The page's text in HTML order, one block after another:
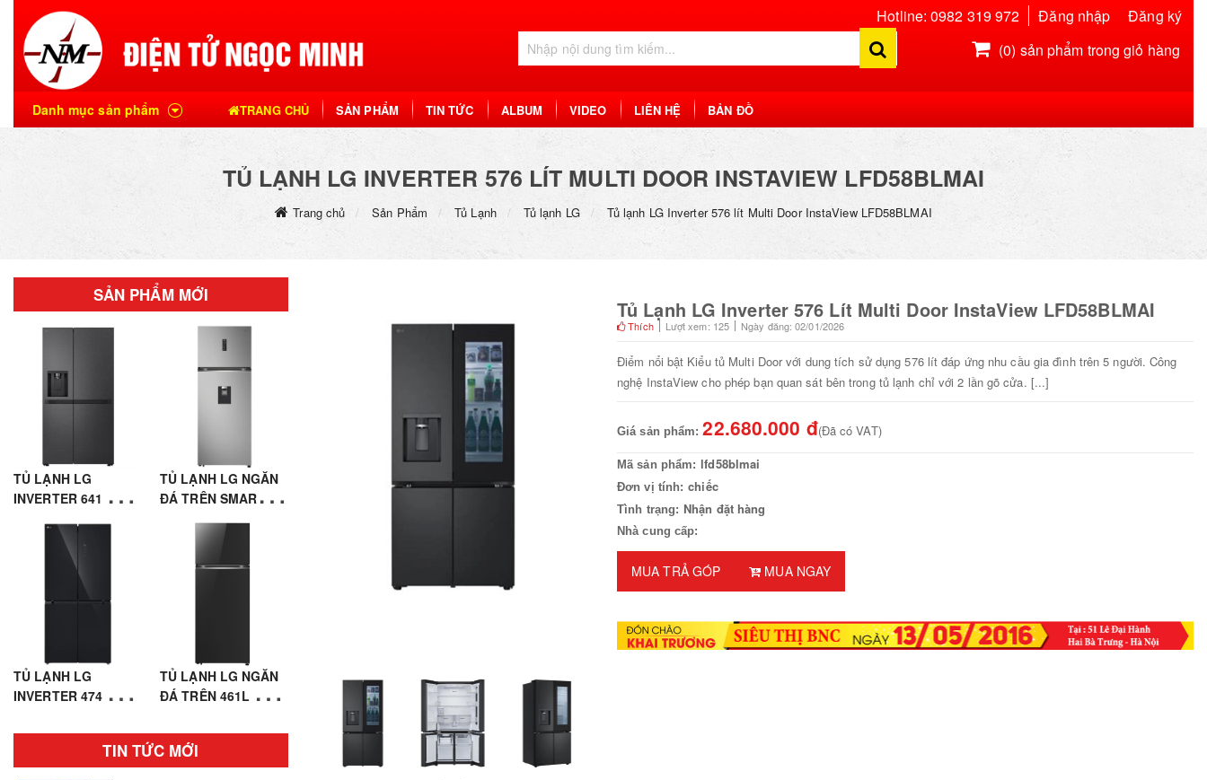
Hotline: 0982 319 972 Đăng nhập
Đăng ký
(0) sản phẩm trong giỏ hàng
Danh mục sản phẩm TRANG CHỦ SẢN PHẨM TIN TỨC ALBUM VIDEO LIÊN HỆ BẢN ĐỒ
TỦ LẠNH LG INVERTER 576 LÍT MULTI DOOR INSTAVIEW LFD58BLMAI
Trang chủ Sản Phẩm Tủ Lạnh Tủ lạnh LG Tủ lạnh LG Inverter 576 lít Multi Door InstaView LFD58BLMAI
SẢN PHẨM MỚI
TỦ LẠNH LG
INVERTER 641 LÍT
LSI63BLMA
TỦ LẠNH LG NGĂN
ĐÁ TRÊN SMART
INVERTER™ 459L
MÀU BẠC
LTD46SVMA
TỦ LẠNH LG
INVERTER 474 LÍT
LFB47BLG
TỦ LẠNH LG NGĂN
ĐÁ TRÊN 461L MẶT
LTB46BLG
TIN TỨC MỚI
Tủ Lạnh LG Inverter 576 Lít Multi Door InstaView LFD58BLMAI
Thích Lượt xem: 125 Ngày đăng: 02/01/2026
Điểm nổi bật Kiểu tủ Multi Door với dung tích sử dụng 576 lít đáp ứng nhu cầu gia đình trên 5 người. Công
nghệ InstaView cho phép bạn quan sát bên trong tủ lạnh chỉ với 2 lần gõ cửa. [...]
Giá sản phẩm:22.680.000 đ(Đã có VAT)
Mã sản phẩm: lfd58blmai
Đơn vị tính: chiếc
Tình trạng: Nhận đặt hàng
Nhà cung cấp:
MUA TRẢ GÓP MUA NGAY